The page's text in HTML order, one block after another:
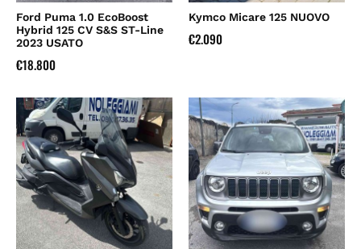
Ford Puma 1.0 EcoBoost
Hybrid 125 CV S&S ST-Line
2023 USATO
€18.800
Kymco Micare 125 NUOVO
€2.090